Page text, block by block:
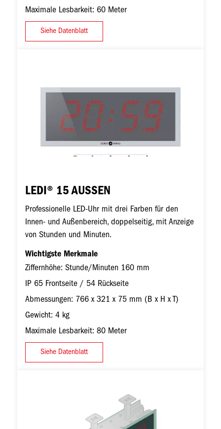
Maximale Lesbarkeit: 60 Meter
Siehe Datenblatt
LEDI® 15 AUSSEN
Professionelle LED-Uhr mit drei Farben für den
Innen- und Außenbereich, doppelseitig, mit Anzeige
von Stunden und Minuten.
Wichtigste Merkmale
Ziffernhöhe: Stunde/Minuten 160 mm
IP 65 Frontseite / 54 Rückseite
Abmessungen: 766 x 321 x 75 mm (B x H x T)
Gewicht: 4 kg
Maximale Lesbarkeit: 80 Meter
Siehe Datenblatt